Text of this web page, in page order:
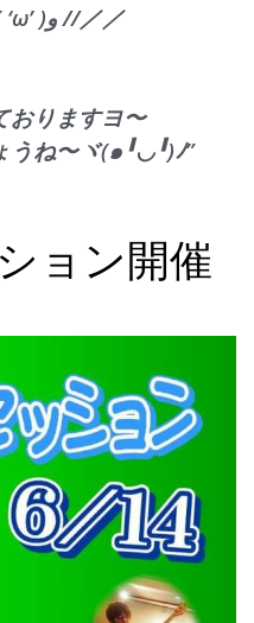
絶対に必見です〜＼＼\\٩( ‘ω’ )و //／／
おりますヨ〜
ね〜ヾ(๑╹◡╹)ﾉ”
ョン開催